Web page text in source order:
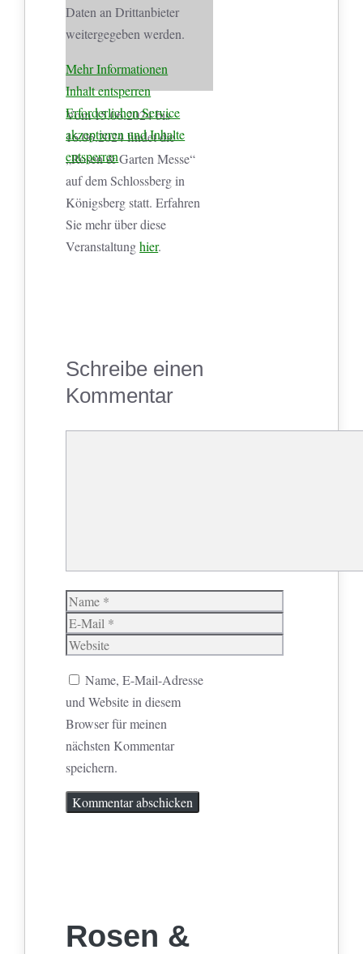
Daten an Drittanbieter
weitergegeben werden.
Mehr Informationen
Inhalt entsperren
Erforderlichen Service
akzeptieren und Inhalte
entsperren
Vom 15.06.2024 bis
16.06.2024 findet die
„Rosen & Garten Messe“
auf dem Schlossberg in
Königsberg statt. Erfahren
Sie mehr über diese
Veranstaltunghier.
Schreibe einen
Kommentar
Name
E-
Mail
Website
Name, E-Mail-Adresse
und Website in diesem
Browser für meinen
nächsten Kommentar
speichern.
Rosen &